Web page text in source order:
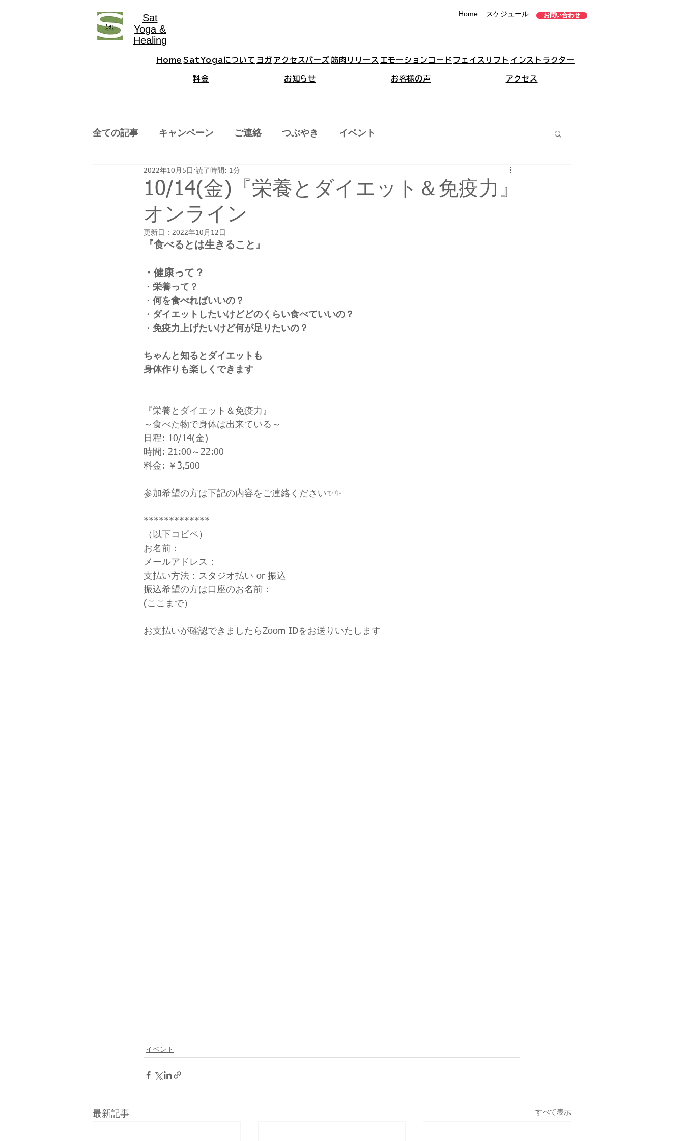
Sat
Yoga &
Healing
Home スケジュール お問い合わせ
Home SatYogaについて ヨガ アクセスバーズ 筋肉リリース エモーションコード フェイスリフト インストラクター
料金 お知らせ お客様の声 アクセス
全ての記事 キャンペーン ご連絡 つぶやき イベント
10/14(金)『栄養とダイエット＆免疫力』
オンライン
2022年10月5日 読了時間: 1分
更新日： 2022年10月12日
『食べるとは生きること』
・健康って？
・ 栄養って？
・ 何を食べればいいの？
・ ダイエットしたいけどどのくらい食べていいの？
・ 免疫力上げたいけど何が足りたいの？
ちゃんと知るとダイエットも
身体作りも楽しくできます
『栄養とダイエット＆免疫力』
～食べた物で身体は出来ている～
日程: 10/14(金)
時間: 21:00～22:00
料金: ￥3,500
参加希望の方は下記の内容をご連絡ください✨✨
*************
（以下コピペ）
お名前：
メールアドレス：
支払い方法：スタジオ払い or 振込
振込希望の方は口座のお名前：
(ここまで）
お支払いが確認できましたらZoom IDをお送りいたします
イベント
最新記事 すべて表示